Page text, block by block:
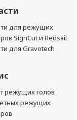
для режущих
SignCut и Redsail
для Gravotech
режущих голов
режущих